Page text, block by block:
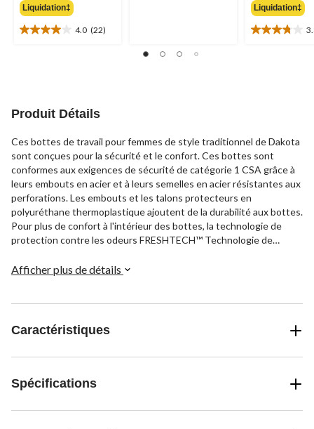
Liquidation‡
4.0 (22)
4.0
Liquidation‡
3.8
Produit Détails
Ces bottes de travail pour femmes de style traditionnel de Dakota
sont conçues pour la sécurité et le confort. Ces bottes sont
conformes aux exigences de sécurité de catégorie 1 CSA grâce à
leurs embouts en acier et à leurs semelles en acier résistantes aux
perforations. Les embouts et les talons protecteurs en
polyuréthane thermoplastique ajoutent de la durabilité aux bottes.
Pour plus de confort à l'intérieur des bottes, la technologie de
protection contre les odeurs FRESHTECH™ Technologie de
toute la journée.
Afficher plus de détails
Caractéristiques
Spécifications